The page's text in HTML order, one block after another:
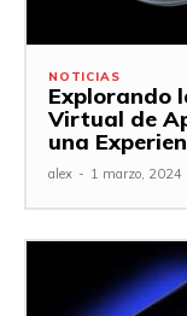
NOTICIAS
Explorando
Virtual de
una
alex - 1 marzo, 2024